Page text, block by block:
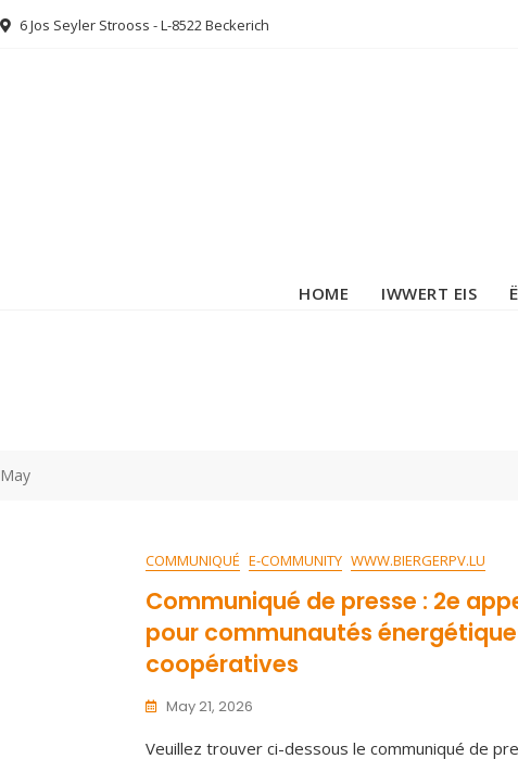
6 Jos Seyler Strooss - L-8522 Beckerich
HOME IWWERT EIS
May
COMMUNIQUÉ E-COMMUNITY WWW.BIERGERPV.LU
Communiqué de presse : 2e
pour communautés
coopératives
May 21, 2026
Veuillez trouver ci-dessous le communiqué de